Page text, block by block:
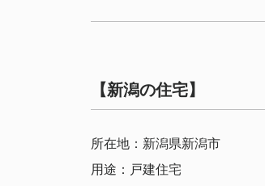
【新潟の住宅】
所在地：新潟県新潟市
用途：戸建住宅